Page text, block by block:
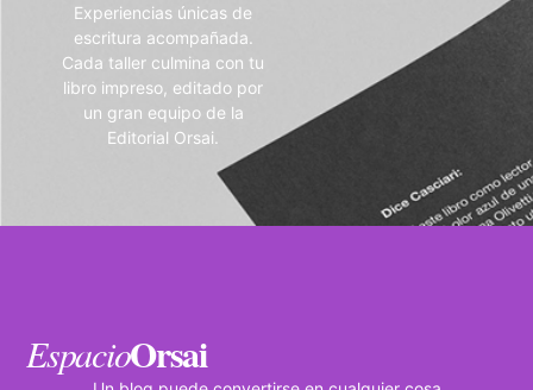
Experiencias únicas de
escritura acompañada.
Cada taller culmina con tu
libro impreso, editado por
un gran equipo de la
Editorial Orsai.
EspacioOrsai